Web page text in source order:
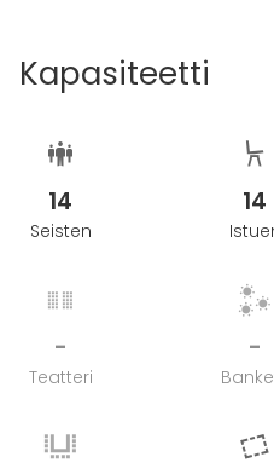
Kapasiteetti
14
Seisten
14
-
Teatteri
-